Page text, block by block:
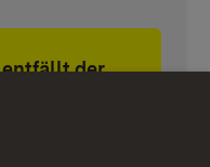
entfällt der